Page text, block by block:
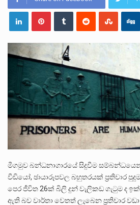
මීගමුව බන්ධනාගාරයේ සිදුවීම
වීඩියෝ, ඡායාරූපවල බහුතරයක් ප්‍රතිචාර
පෙර ජීවිත 26ක් බිලි දුන් වැලිකඩ ගැටුම ද
ඇති බව වාර්තා වෙතත් ලැබෙන ප්‍රතිචාර